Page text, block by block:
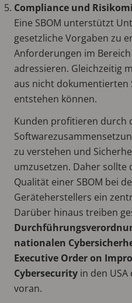
Compliance und
Eine SBOM unterstützt
gesetzliche Vorgaben zu
Anforderungen im
adressieren. Gleichzeitig
aus nicht
entstehen können.
Kunden profitieren durch
zu verstehen und
umzusetzen. Daher sollte
Qualität einer SBOM bei
Geräteherstellers ein
Darüber hinaus treiben
nationalen
Executive Order on
Cybersecurity in den
voran.